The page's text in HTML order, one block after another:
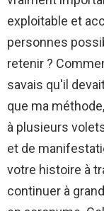
exploitable et
personnes
retenir ?
savais qu'il
que ma
à plusieurs
et de
votre histoire à
continuer à